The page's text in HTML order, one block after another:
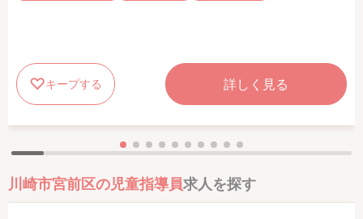
キープする 詳しく見る
川崎市宮前区の児童指導員求人を探す